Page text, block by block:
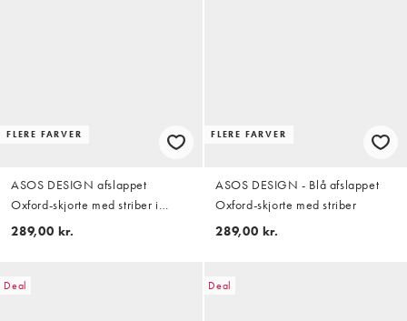
FLERE FARVER
ASOS DESIGN afslappet
Oxford-skjorte med striber i
lyserød
289,00 kr.
FLERE FARVER
ASOS DESIGN - Blå afslappet
Oxford-skjorte med striber
289,00 kr.
Deal Deal